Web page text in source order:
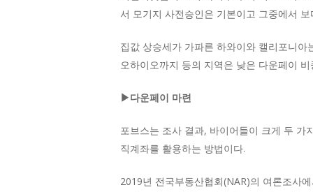
서 모기지 사전승인은 기본이고 그중에서
집값 상승세가 가파른 하와이와 캘리포니
오하이오까지 등의 지역은 낮은 다운페이
▶다운페이 마련
포브스는 조사 결과, 바이어들이 크게 두 가
직계좌를 활용하는 방법이다.
2019년 전국부동산협회(NAR)의 여론조사